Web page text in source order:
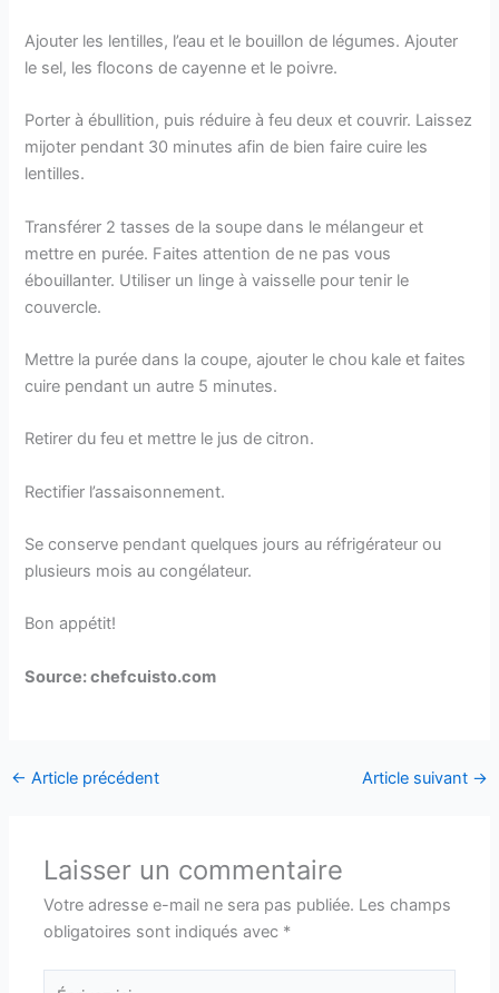
Ajouter les lentilles, l’eau et le bouillon de légumes. Ajouter
le sel, les flocons de cayenne et le poivre.
Porter à ébullition, puis réduire à feu deux et couvrir. Laissez
mijoter pendant 30 minutes afin de bien faire cuire les
lentilles.
Transférer 2 tasses de la soupe dans le mélangeur et
mettre en purée. Faites attention de ne pas vous
ébouillanter. Utiliser un linge à vaisselle pour tenir le
couvercle.
Mettre la purée dans la coupe, ajouter le chou kale et faites
cuire pendant un autre 5 minutes.
Retirer du feu et mettre le jus de citron.
Rectifier l’assaisonnement.
Se conserve pendant quelques jours au réfrigérateur ou
plusieurs mois au congélateur.
Bon appétit!
Source: chefcuisto.com
← Article précédent Article suivant →
Laisser un commentaire
Votre adresse e-mail ne sera pas publiée. Les champs
obligatoires sont indiqués avec *
Écrivez